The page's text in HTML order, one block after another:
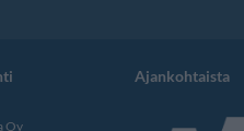
Oy
Ajankohtaista